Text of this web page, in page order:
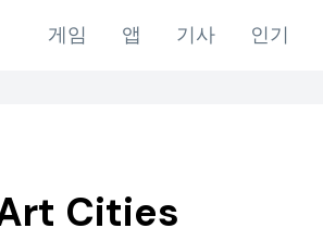
게임 앱 기사 인기
Cities